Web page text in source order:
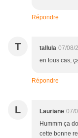
Répondre
T tallula 07/08/
en tous cas,
Répondre
L Lauriane 07/
Hummm ça
cette bonne